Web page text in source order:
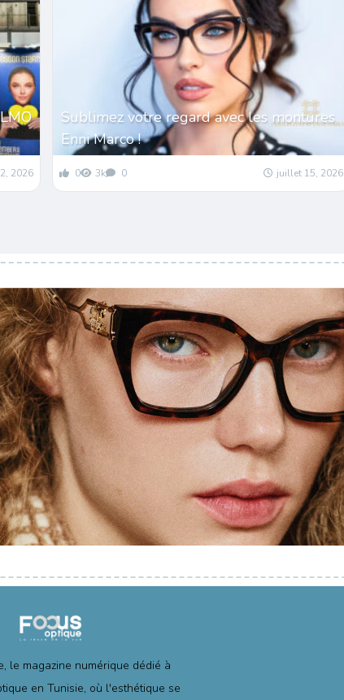
2026
Sublimez votre regard avec les montures
Enni Marco !
0 3k 0 juillet 15, 2026
le magazine numérique dédié à
en Tunisie, où l'esthétique se